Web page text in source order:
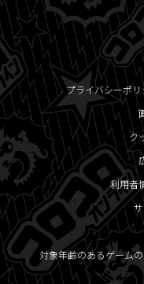
プライバシーポ
ク
利用者
対象年齢のあるゲーム